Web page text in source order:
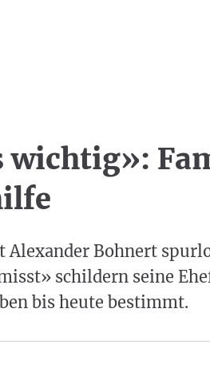
wichtig»:
Alexander Bohnert
schildern seine
bis heute bestimmt.